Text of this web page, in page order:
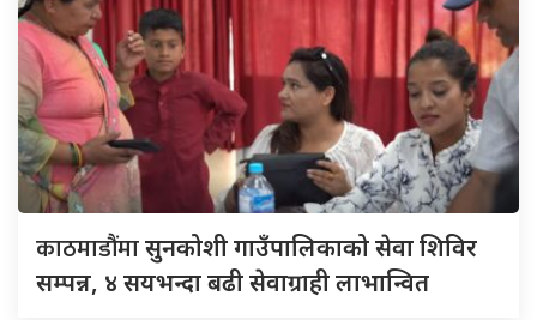
काठमाडौंमासुनकोशी गाउँपालिकाको सेवा शिविर
सम्पन्न, ४ सयभन्दा बढी सेवाग्राही लाभान्वित